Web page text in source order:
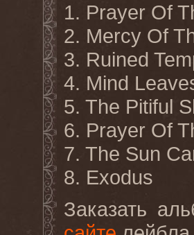
1. Prayer Of
2. Mercy Of
3. Ruined
4. Mind
5. The Pitiful
6. Prayer Of
7. The Sun
8. Exodus
Заказать